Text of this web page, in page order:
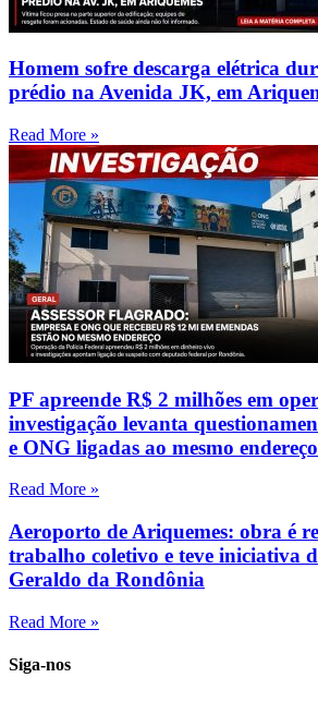
Homem sofre descarga elétrica
prédio na Avenida JK, em
Read More »
PF apreende R$ 2 milhões em
investigação levanta
e ONG ligadas ao mesmo endereço
Read More »
Aeroporto de Ariquemes: obra é
trabalho coletivo e teve iniciativa
Geraldo da Rondônia
Read More »
Siga-nos